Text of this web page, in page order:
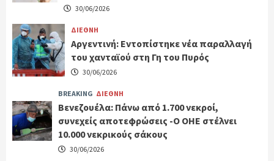
30/06/2026
ΔΙΕΘΝΗ
Αργεντινή: Εντοπίστηκε νέα παραλλαγή
του χανταϊού στη Γη του Πυρός
30/06/2026
BREAKING ΔΙΕΘΝΗ
Βενεζουέλα: Πάνω από 1.700 νεκροί,
συνεχείς αποτεφρώσεις -Ο ΟΗΕ στέλνει
10.000 νεκρικούς σάκους
30/06/2026